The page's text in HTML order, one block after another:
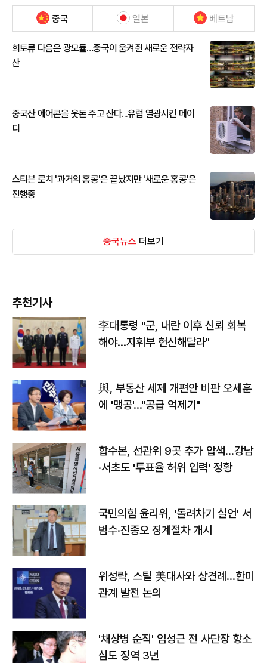
중국 일본 베트남
희토류 다음은 광모듈…중국이 움켜쥔 새로운 전략자
산
중국산 에어콘을 웃돈 주고 산다...유럽 열광시킨 메이
디
스티븐 로치 '과거의 홍콩'은 끝났지만 '새로운 홍콩'은
진행중
중국뉴스 더보기
추천기사
李대통령 "군, 내란 이후 신뢰 회복
해야…지휘부 헌신해달라"
與, 부동산 세제 개편안 비판 오세훈
에 '맹공'…"공급 억제기"
합수본, 선관위 9곳 추가 압색…강남
·서초도 '투표율 허위 입력' 정황
국민의힘 윤리위, '돌려차기 실언' 서
범수·진종오 징계절차 개시
위성락, 스틸 美대사와 상견례…한미
관계 발전 논의
'채상병 순직' 임성근 전 사단장 항소
심도 징역 3년